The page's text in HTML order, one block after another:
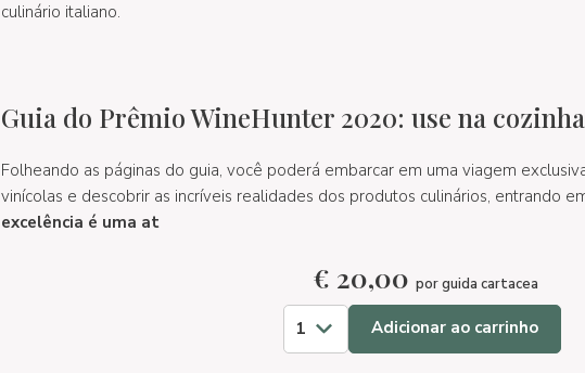
culinário italiano.
Guia do Prêmio WineHunter 2020: use na cozinha
Folheando as páginas do guia, você poderá embarcar em uma viagem
vinícolas e descobrir as incríveis realidades dos produtos culinários, entrando
excelência é uma at
€ 20,00 por guida cartacea
Adicionar ao carrinho